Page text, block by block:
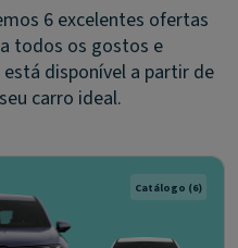
6 excelentes ofertas
todos os gostos e
disponível a partir de
carro ideal.
Catálogo (6)